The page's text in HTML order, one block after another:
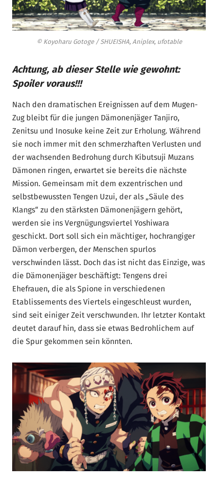
© Koyoharu Gotoge / SHUEISHA, Aniplex, ufotable
Achtung, ab dieser Stelle wie gewohnt:
Spoiler voraus!!!
Nach den dramatischen Ereignissen auf dem Mugen-
Zug bleibt für die jungen Dämonenjäger Tanjiro,
Zenitsu und Inosuke keine Zeit zur Erholung. Während
sie noch immer mit den schmerzhaften Verlusten und
der wachsenden Bedrohung durch Kibutsuji Muzans
Dämonen ringen, erwartet sie bereits die nächste
Mission. Gemeinsam mit dem exzentrischen und
selbstbewussten Tengen Uzui, der als „Säule des
Klangs“ zu den stärksten Dämonenjägern gehört,
werden sie ins Vergnügungsviertel Yoshiwara
geschickt. Dort soll sich ein mächtiger, hochrangiger
Dämon verbergen, der Menschen spurlos
verschwinden lässt. Doch das ist nicht das Einzige, was
die Dämonenjäger beschäftigt: Tengens drei
Ehefrauen, die als Spione in verschiedenen
Etablissements des Viertels eingeschleust wurden,
sind seit einiger Zeit verschwunden. Ihr letzter Kontakt
deutet darauf hin, dass sie etwas Bedrohlichem auf
die Spur gekommen sein könnten.